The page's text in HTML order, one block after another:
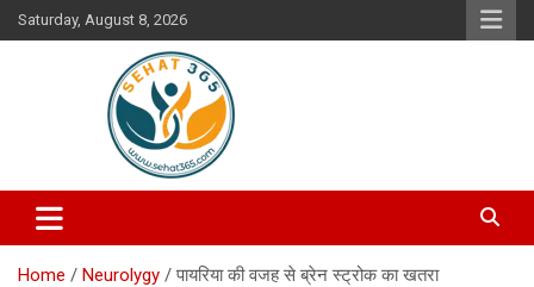
Skip
to
Saturday, August 8, 2026
Sehat365
Your's Complete Health Guide
Home Neurolygy पायरिया की वजह से ब्रेन स्ट्रोक का खतरा